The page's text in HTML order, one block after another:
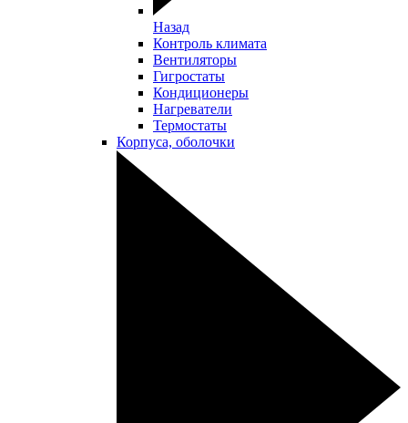
Назад
Контроль климата
Вентиляторы
Гигростаты
Кондиционеры
Нагреватели
Термостаты
Корпуса, оболочки